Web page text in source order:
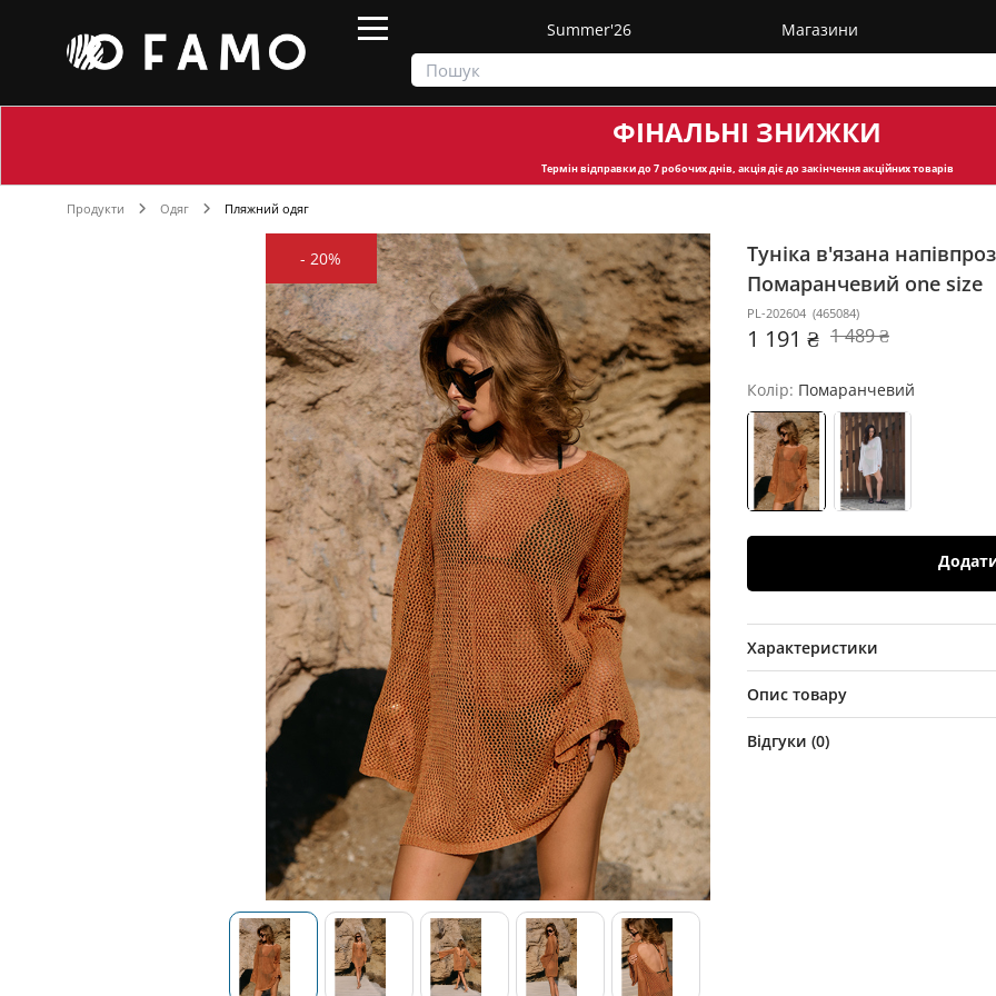
Summer'26 Магазини
ФІНАЛЬНІ ЗНИЖКИ
Термін відправкидо 7 робочих днів, акція діє до закінчення акційних товарів
Продукти Одяг Пляжний одяг
-20%
Туніка в'язана
Помаранчевий one size
PL-202604 (465084)
1 191 ₴ 1 489 ₴
Колір: Помаранчевий
Характеристики
Опис товару
Відгуки (0)